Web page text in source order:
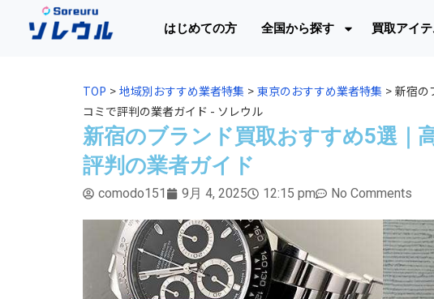
はじめての方 全国から探す 買取アイ
TOP > 地域別おすすめ業者特集 > 東京のおすすめ業者特集 > 新宿の
コミで評判の業者ガイド - ソレウル
新宿のブランド買取おすすめ5選｜
評判の業者ガイド
comodo151 9月 4, 2025 12:15 pm No Comments